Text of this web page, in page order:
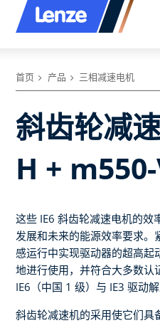
首页 产品 三相减速电机
斜齿轮减
H +
这些 IE6 斜齿轮减速电机的效
发展和未来的能源效率要求。
感运行中实现驱动器的超高起
地进行使用，并符合大多数认
IE6（中国 1 级）与 IE3 驱动
斜齿轮减速机的采用使它们具